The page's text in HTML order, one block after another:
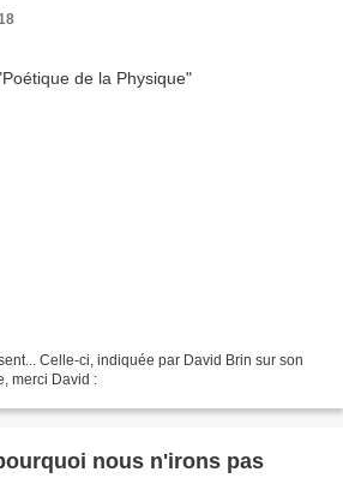
Celle-ci, indiquée par David Brin sur son
merci David :
nous n'irons pas